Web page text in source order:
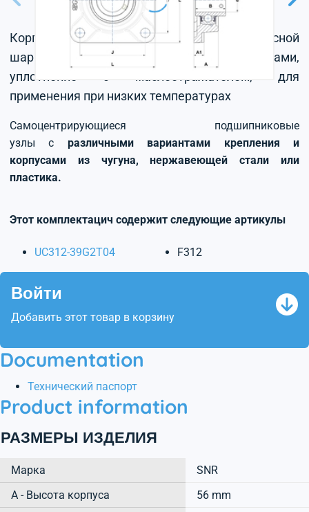
Корпус из серого чугуна, радиальный корпусной
шарикоподшипник с установочными винтами,
уплотнение с маслоотражателем, для
применения при низких температурах
Самоцентрирующиеся подшипниковые
узлы с различными вариантами крепления и
корпусами из чугуна, нержавеющей стали или
пластика.
Этот комплектацич содержит следующие артикулы
UC312-39G2T04 F312
Войти
Добавить этот товар в корзину
Documentation
Технический паспорт
Product information
РАЗМЕРЫ ИЗДЕЛИЯ
Марка
SNR
А - Высота корпуса
56 mm